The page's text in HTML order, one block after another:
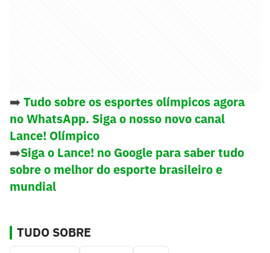
➡️ Tudo sobre os esportes olímpicos agora
no WhatsApp. Siga o nosso novo canal
Lance! Olímpico
➡️Siga o Lance! no Google para saber tudo
sobre o melhor do esporte brasileiro e
mundial
TUDO SOBRE